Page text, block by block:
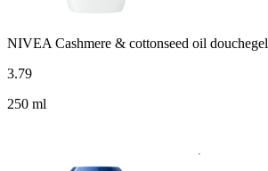
NIVEA Cashmere & cottonseed oil douchegel
3.79
250 ml